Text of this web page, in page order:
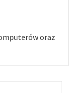
oraz